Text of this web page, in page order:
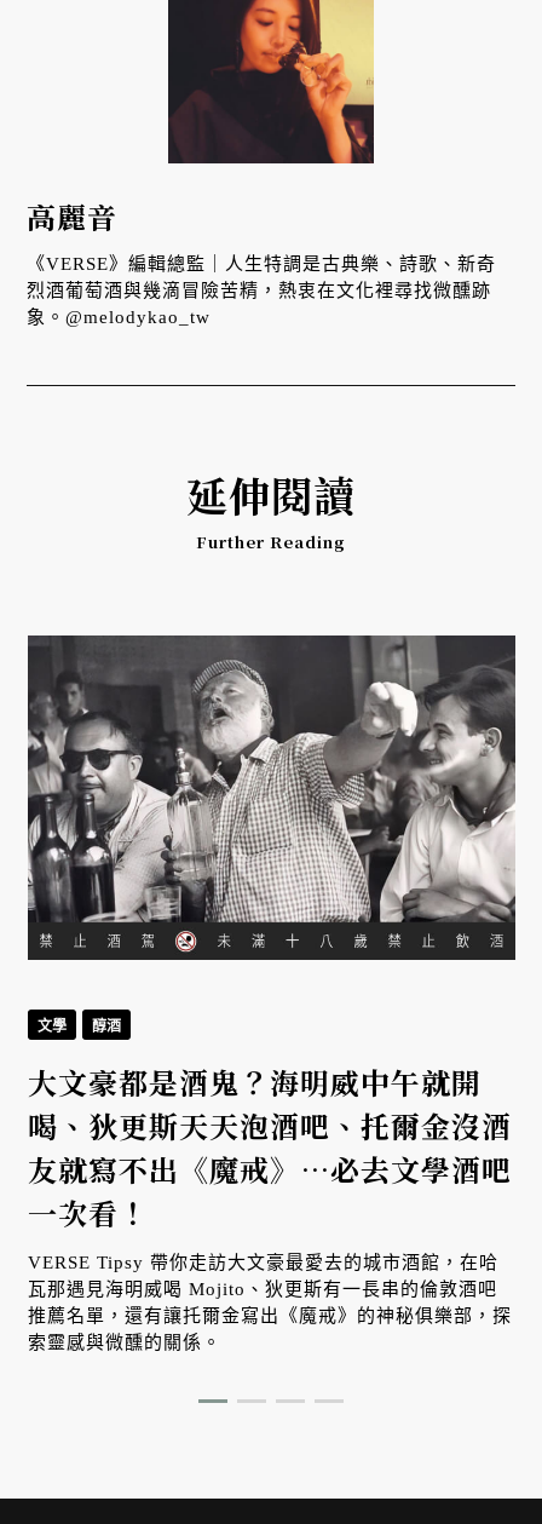
高麗音
《VERSE》編輯總監｜人生特調是古典樂、詩歌、新奇
烈酒葡萄酒與幾滴冒險苦精，熱衷在文化裡尋找微醺跡
象。@melodykao_tw
延伸閱讀
Further Reading
文學 醇酒
大文豪都是酒鬼？海明威中午就開
喝、狄更斯天天泡酒吧、托爾金沒酒
友就寫不出《魔戒》⋯必去文學酒吧
一次看！
VERSE Tipsy 帶你走訪大文豪最愛去的城市酒館，在哈
瓦那遇見海明威喝 Mojito、狄更斯有一長串的倫敦酒吧
推薦名單，還有讓托爾金寫出《魔戒》的神秘俱樂部，探
索靈感與微醺的關係。